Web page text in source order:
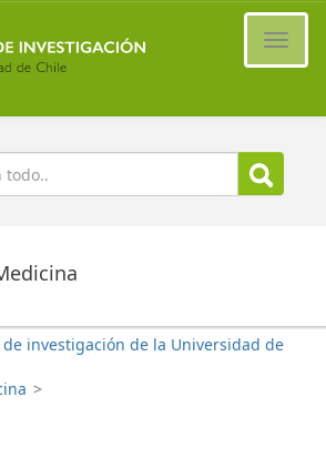
investigación de la Universidad de
>